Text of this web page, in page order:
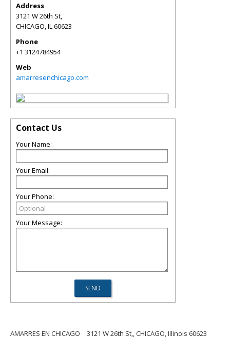
Address
3121 W 26th St,
CHICAGO IL 60623
Phone
+1 3124784954
Web
amarresenchicago.com
Contact Us
Your Name:
Your Email:
Your Phone:
Your Message:
AMARRES EN CHICAGO 3121 W 26th St,, CHICAGO, Illinois 60623